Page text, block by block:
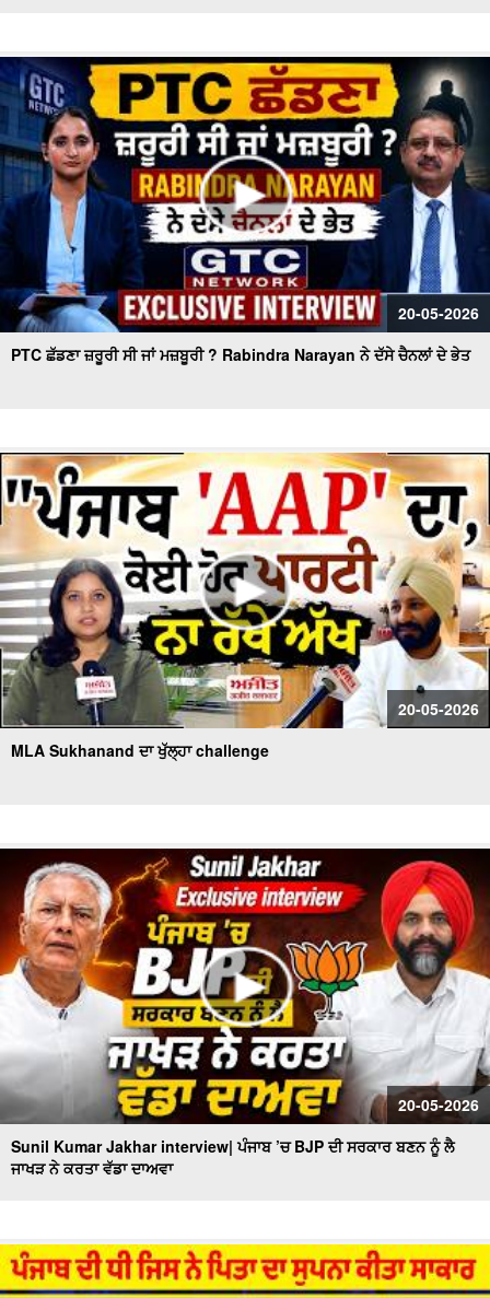
20-05-2026
PTC ਛੱਡਣਾ ਜ਼ਰੂਰੀ ਸੀ ਜਾਂ ਮਜ਼ਬੂਰੀ ? Rabindra Narayan ਨੇ ਦੱਸੇ ਚੈਨਲਾਂ ਦੇ ਭੇਤ
20-05-2026
MLA Sukhanand ਦਾ ਖੁੱਲ੍ਹਾ challenge
20-05-2026
Sunil Kumar Jakhar interview| ਪੰਜਾਬ ’ਚ BJP ਦੀ ਸਰਕਾਰ ਬਣਨ ਨੂੰ ਲੈ
ਜਾਖੜ ਨੇ ਕਰਤਾ ਵੱਡਾ ਦਾਅਵਾ